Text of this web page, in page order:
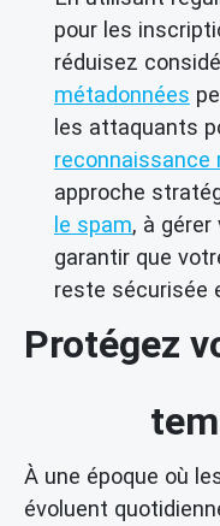
pour les
réduisez
métadonnées
les attaquants
reconnaissance
approche
le spam, à
garantir que
reste sécurisée
Protégez
À une époque où
évoluent